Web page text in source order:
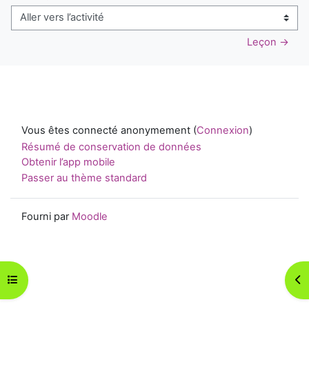
Ouvrir l’index du cours
Aller vers l’activité
Leçon →
Vous êtes connecté anonymement (Connexion)
Résumé de conservation de données
Obtenir l’app mobile
Passer au thème standard
Fourni par Moodle